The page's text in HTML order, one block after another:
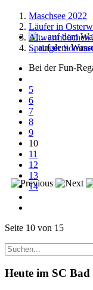
... auf dem
Bei der Fun-
Maschsee 2022
Läufer in
Altwarmbüchen
Springer
5
6
7
8
9
10
11
12
13
14
Seite 10 von 15
Heute im SC